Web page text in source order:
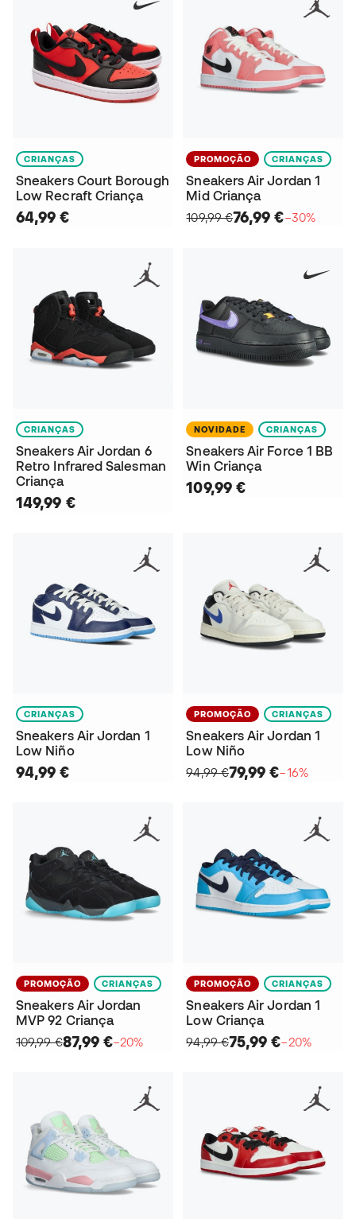
CRIANÇAS
Sneakers Court Borough
Low Recraft Criança
64,99 €
PROMOÇÃO CRIANÇAS
Sneakers Air Jordan 1
Mid Criança
109,99 €76,99 €−30%
CRIANÇAS
Sneakers Air Jordan 6
Retro Infrared Salesman
Criança
149,99 €
NOVIDADE CRIANÇAS
Sneakers Air Force 1 BB
Win Criança
109,99 €
CRIANÇAS
Sneakers Air Jordan 1
Low Niño
94,99 €
PROMOÇÃO CRIANÇAS
Sneakers Air Jordan 1
Low Niño
94,99 €79,99 €−16%
PROMOÇÃO CRIANÇAS
Sneakers Air Jordan
MVP 92 Criança
109,99 €87,99 €−20%
PROMOÇÃO CRIANÇAS
Sneakers Air Jordan 1
Low Criança
94,99 €75,99 €−20%